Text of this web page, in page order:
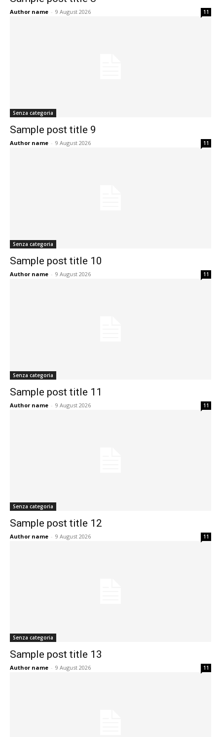
Author name - 9 August 2026 11
Senza categoria
Sample post title 9
Author name - 9 August 2026 11
Senza categoria
Sample post title 10
Author name - 9 August 2026 11
Senza categoria
Sample post title 11
Author name - 9 August 2026 11
Senza categoria
Sample post title 12
Author name - 9 August 2026 11
Senza categoria
Sample post title 13
Author name - 9 August 2026 11